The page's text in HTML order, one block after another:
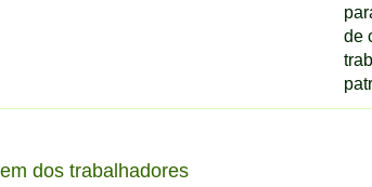
de
dos trabalhadores